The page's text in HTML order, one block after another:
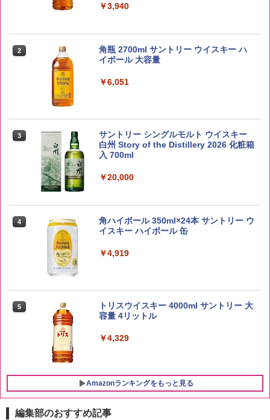
5kg 長野県産 令和7年産
米 5kg
￥3,396
【在庫処分価格】ももたろう印 無洗米 5
kg 業務用 お米マイスターブレンド
新潟県産新之助 無洗米 5kg 令和7年産
￥4,536
￥3,940
2
角瓶 2700ml サントリー ウイスキー ハ
イボール 大容量
￥6,051
3
サントリー シングルモルト ウイスキー
白州 Story of the Distillery 2026 化粧箱
入 700ml
￥20,000
4
角ハイボール 350ml×24本 サントリー ウ
イスキー ハイボール 缶
￥4,919
5
トリスウイスキー 4000ml サントリー 大
容量 4リットル
￥4,329
Amazonランキングをもっと見る
編集部のおすすめ記事